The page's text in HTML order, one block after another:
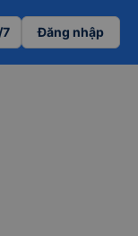
Đăng nhập